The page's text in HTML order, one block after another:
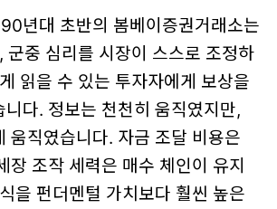
년대 초반의 봄베이증권거래소는
군중 심리를 시장이 스스로 조정하
읽을 수 있는 투자자에게 보상을
니다. 정보는 천천히 움직였지만,
움직였습니다. 자금 조달 비용은
장 조작 세력은 매수 체인이 유지
을 펀더멘털 가치보다 훨씬 높은